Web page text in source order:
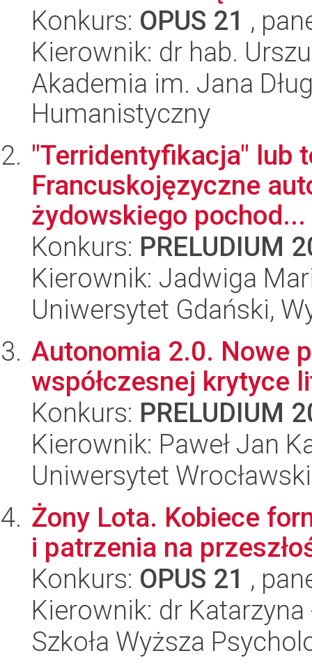
Konkurs: OPUS 21 ,
Kierownik: dr hab.
Akademia im. Jana
Humanistyczny
"Terridentyfikacja" lub
Francuskojęzyczne
żydowskiego pochod...
Konkurs: PRELUDIUM
Kierownik: Jadwiga
Uniwersytet Gdański,
Autonomia 2.0. Nowe
współczesnej krytyce
Konkurs: PRELUDIUM
Kierownik: Paweł Jan
Uniwersytet
Żony Lota. Kobiece
i patrzenia na
Konkurs: OPUS 21 ,
Kierownik: dr Katarzyna
Szkoła Wyższa